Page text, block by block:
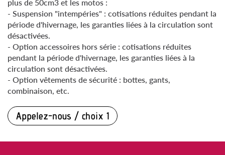
plus de 50cm3 et les motos :
- Suspension "intempéries" : cotisations réduites pendant la
période d'hivernage, les garanties liées à la circulation sont
désactivées.
- Option accessoires hors série : cotisations réduites
pendant la période d'hivernage, les garanties liées à la
circulation sont désactivées.
- Option vêtements de sécurité : bottes, gants,
combinaison, etc.
Appelez-nous / choix 1